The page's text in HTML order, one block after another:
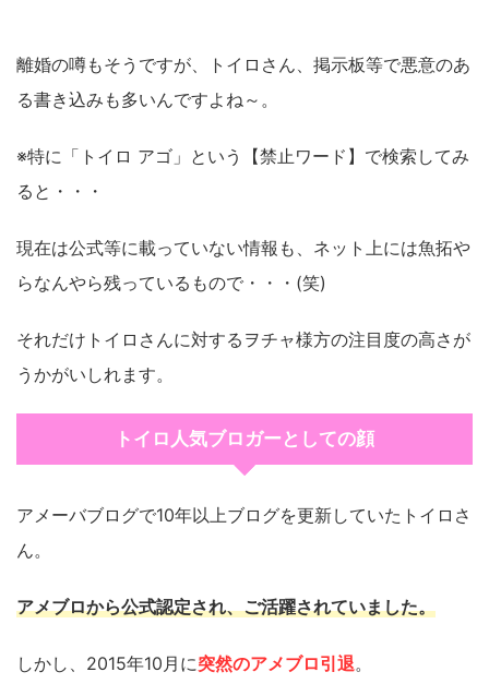
離婚の噂もそうですが、トイロさん、掲示板等で悪意のあ
る書き込みも多いんですよね～。
※特に「トイロ アゴ」という【禁止ワード】で検索してみ
ると・・・
現在は公式等に載っていない情報も、ネット上には魚拓や
らなんやら残っているもので・・・(笑)
それだけトイロさんに対するヲチャ様方の注目度の高さが
うかがいしれます。
トイロ人気ブロガーとしての顔
アメーバブログで10年以上ブログを更新していたトイロさ
ん。
アメブロから公式認定され、ご活躍されていました。
しかし、2015年10月に突然のアメブロ引退。